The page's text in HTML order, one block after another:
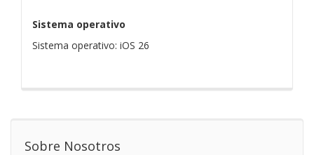
Sistema operativo
Sistema operativo: iOS 26
Sobre Nosotros